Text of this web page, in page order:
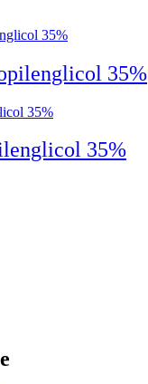
35%
35%